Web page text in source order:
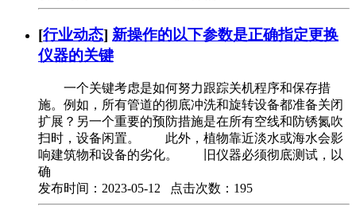
[行业动态] 新操作的以下参数是正确指定更换
仪器的关键
一个关键考虑是如何努力跟踪关机程序和保存措
施。例如，所有管道的彻底冲洗和旋转设备都准备关闭
扩展？另一个重要的预防措施是在所有空线和防锈氮吹
扫时，设备闲置。 此外，植物靠近淡水或海水会影
响建筑物和设备的劣化。 旧仪器必须彻底测试，以
确
发布时间：2023-05-12 点击次数：195